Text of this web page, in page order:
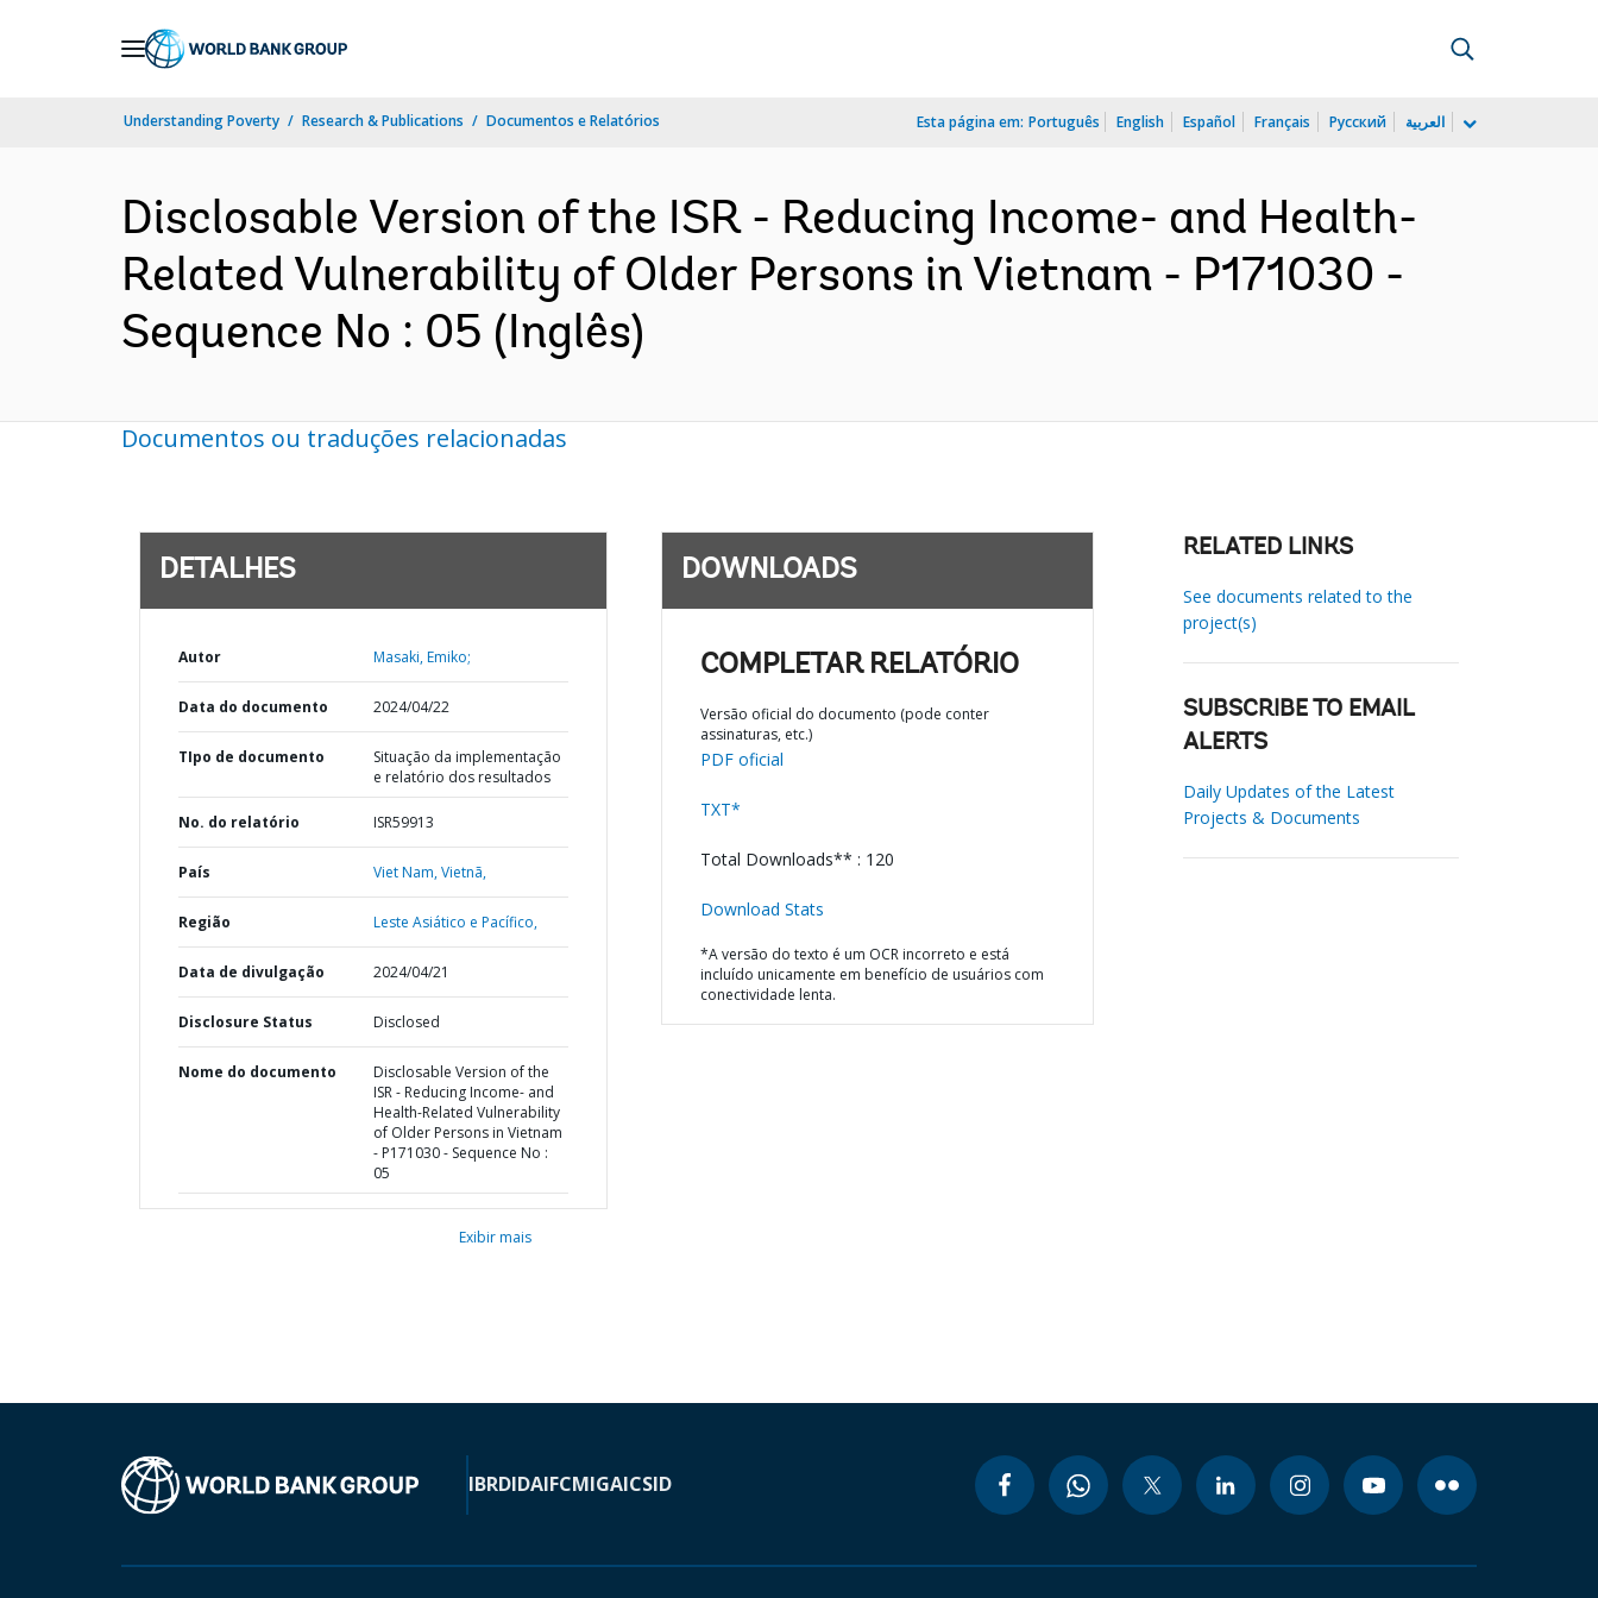
Understanding Poverty Research & Publications Documentos e Relatórios Esta página em: Português English Español Français Русский العربية
Disclosable Version of the ISR - Reducing Income- and Health-
Related Vulnerability of Older Persons in Vietnam - P171030 -
Sequence No : 05 (Inglês)
Documentos ou traduções relacionadas
DETALHES
Autor Masaki, Emiko;
Data do documento 2024/04/22
TIpo de documento
Situação da implementação
e relatório dos resultados
No. do relatório ISR59913
País Viet Nam,Vietnã,
Região Leste Asiático e Pacífico,
Data de divulgação 2024/04/21
Disclosure Status Disclosed
Nome do documento
Disclosable Version of the
ISR - Reducing Income- and
Health-Related Vulnerability
of Older Persons in Vietnam
- P171030 - Sequence No :
05
Exibir mais
DOWNLOADS
COMPLETAR RELATÓRIO
Versão oficial do documento (pode conter
assinaturas, etc.)
PDF oficial
TXT*
Total Downloads** : 120
Download Stats
*A versão do texto é um OCR incorreto e está
incluído unicamente em benefício de usuários com
conectividade lenta.
RELATED LINKS
See documents related to the
project(s)
SUBSCRIBE TO EMAIL
ALERTS
Daily Updates of the Latest
Projects & Documents
IBRDIDAIFCMIGAICSID